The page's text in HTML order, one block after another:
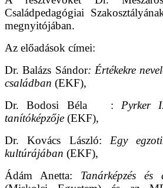
Családpedagógiai
megnyitójában.
Az előadások címei:
Dr. Balázs Sándor: Értékekre
családban (EKF),
Dr. Bodosi Béla
: Pyrker
tanítóképzője (EKF),
Dr. Kovács László: Egy
kultúrájában (EKF),
Ádám Anetta: Tanárképzés